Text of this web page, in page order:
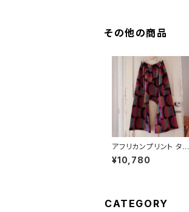
その他の商品
アフリカンプリント タイ
パンツ dafa rafet
¥10,780
CATEGORY